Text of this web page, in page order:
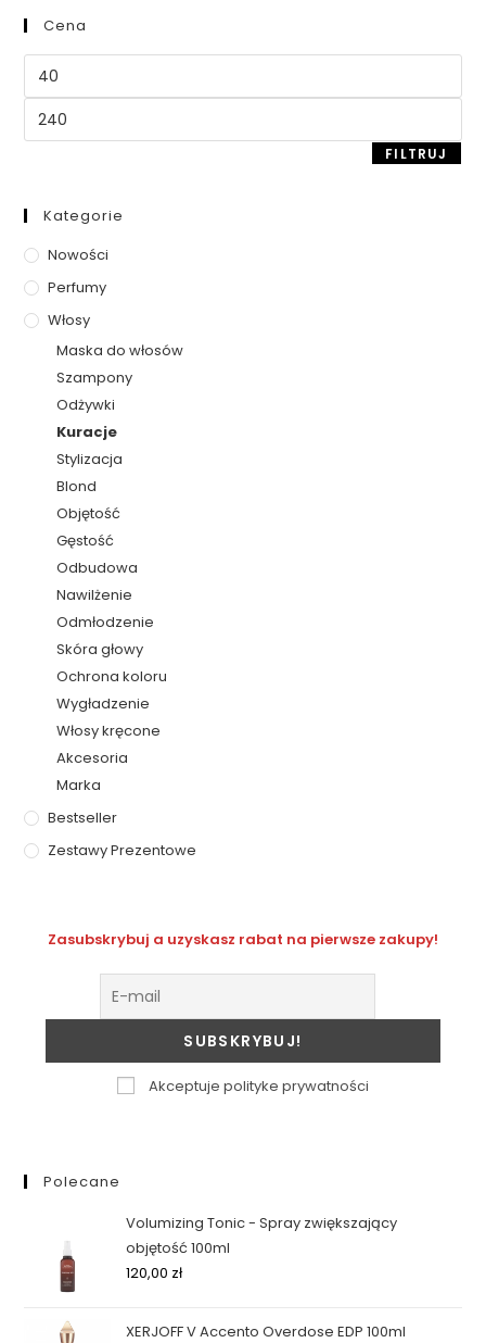
Cena
FILTRUJ
Kategorie
Nowości
Perfumy
Włosy
Maska do włosów
Szampony
Odżywki
Kuracje
Stylizacja
Blond
Objętość
Gęstość
Odbudowa
Nawilżenie
Odmłodzenie
Skóra głowy
Ochrona koloru
Wygładzenie
Włosy kręcone
Akcesoria
Marka
Bestseller
Zestawy Prezentowe
Zasubskrybuj a uzyskasz rabat na pierwsze zakupy!
Akceptuje polityke prywatności
Polecane
Volumizing Tonic - Spray zwiększający
objętość 100ml
120,00 zł
XERJOFF V Accento Overdose EDP 100ml